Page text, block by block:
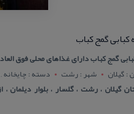
گمج كباب
گمج كباب دارای غذاهای محلی فوق
: گيلان شهر : رشت
دسته : چایخانه